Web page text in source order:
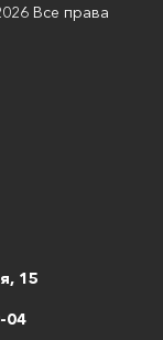
Все права
15
04